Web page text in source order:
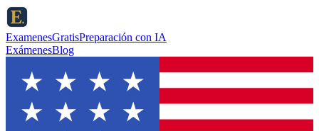
ExamenesGratisPreparación con IA
ExámenesBlog